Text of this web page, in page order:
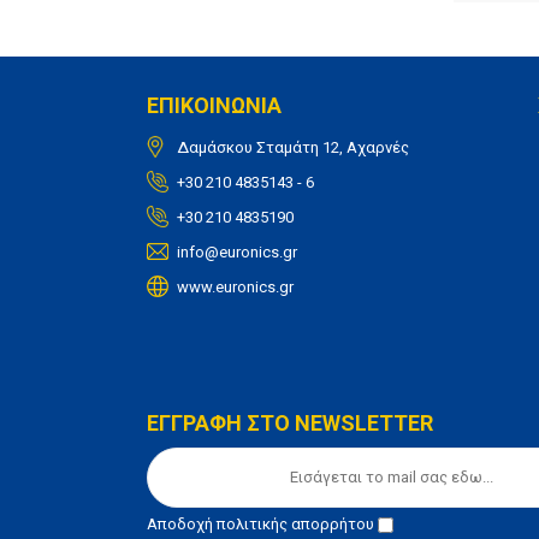
ΕΠΙΚΟΙΝΩΝΙΑ
Δαμάσκου Σταμάτη 12, Αχαρνές
+30 210 4835143 - 6
+30 210 4835190
info@euronics.gr
www.euronics.gr
ΕΓΓΡΑΦΗ ΣΤΟ NEWSLETTER
Αποδοχήπολιτικής απορρήτου